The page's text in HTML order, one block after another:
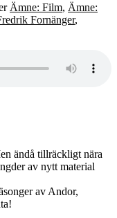
Ämne: Film, Ämne:
Fornänger,
ändå tillräckligt nära
av nytt material
av Andor,